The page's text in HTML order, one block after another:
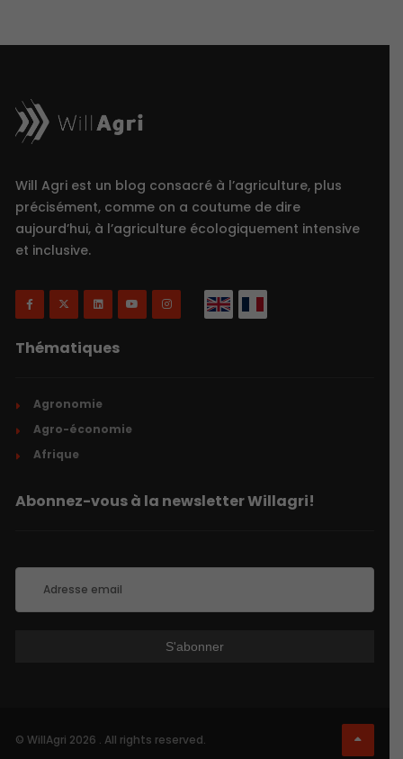
Will Agri est un blog consacré à l’agriculture, plus
précisément, comme on a coutume de dire
aujourd’hui, à l’agriculture écologiquement intensive
et inclusive.
Thématiques
Agronomie
Agro-économie
Afrique
Abonnez-vous à la newsletter Willagri!
© WillAgri 2026 . All rights reserved.